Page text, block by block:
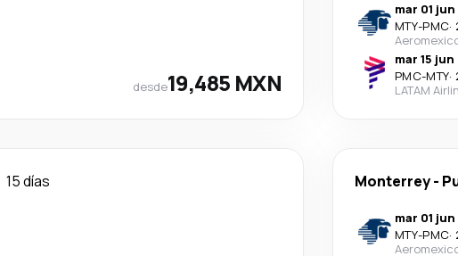
desde19,485 MXN
mar 01 jun
MTY-PMC·
mar 15 jun
PMC-MTY·
LATAM
15 días Monterrey-
mar 01 jun
MTY-PMC·